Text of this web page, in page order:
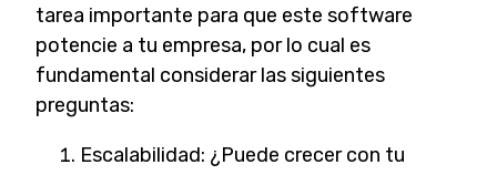
tarea importante para que este software
potencie a tu empresa, por lo cual es
fundamental considerar las siguientes
preguntas:
Escalabilidad: ¿Puede crecer con tu